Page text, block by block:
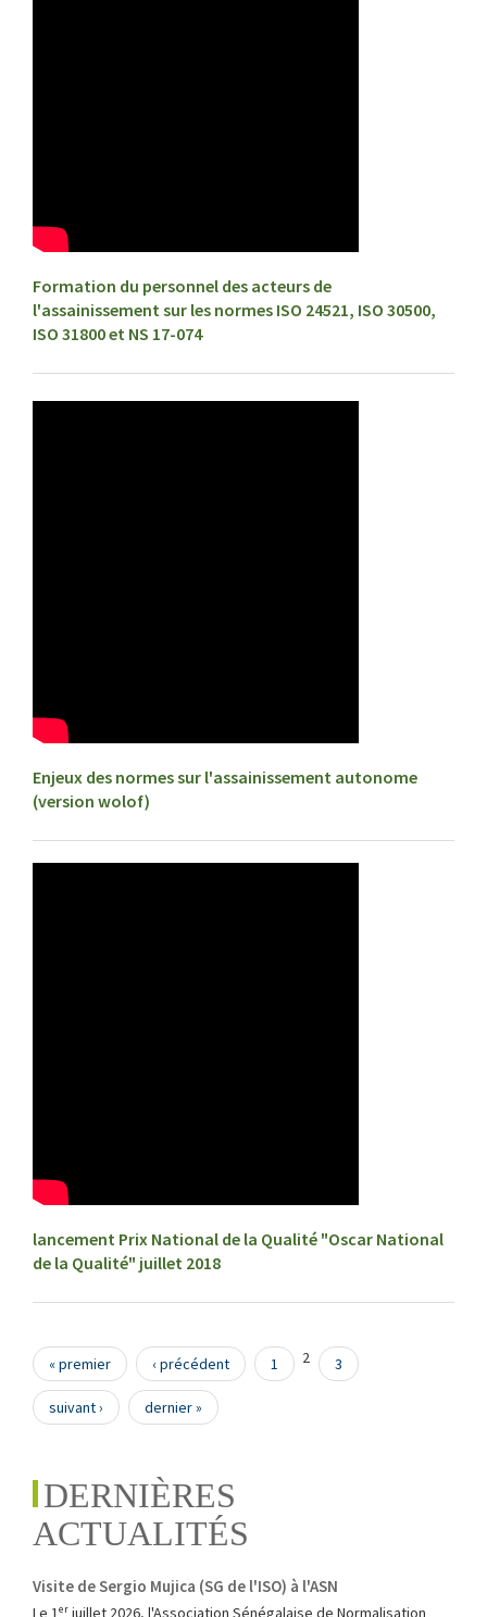
Formation du personnel des acteurs de
l'assainissement sur les normes ISO 24521, ISO 30500,
ISO 31800 et NS 17-074
Enjeux des normes sur l'assainissement autonome
(version wolof)
lancement Prix National de la Qualité "Oscar National
de la Qualité" juillet 2018
Pages
« premier ‹ précédent 1 2 3
suivant › dernier »
DERNIÈRES
ACTUALITÉS
Visite de Sergio Mujica (SG de l'ISO) à l'ASN
Le 1ᵉʳ juillet 2026, l'Association Sénégalaise de Normalisation